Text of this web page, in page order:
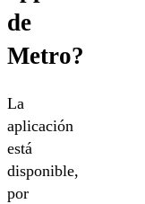
de
Metro?
La
aplicación
está
disponible,
por